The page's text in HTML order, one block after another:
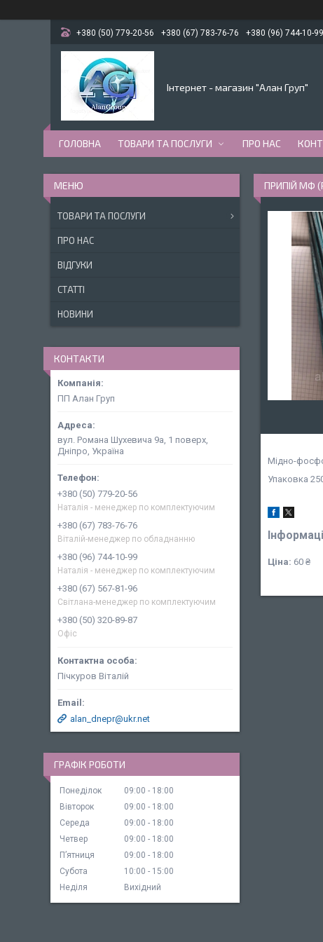
+380 (50) 779-20-56 +380 (67) 783-76-76 +380 (96) 744-10-99
Інтернет - магазин "Алан Груп"
ГОЛОВНА ТОВАРИ ТА ПОСЛУГИ ПРО НАС
ПРИПІЙ МФ
Мідно-
Упаковка
Ціна: 60 ₴
ТОВАРИ ТА ПОСЛУГИ
ПРО НАС
ВІДГУКИ
СТАТТІ
НОВИНИ
КОНТАКТИ
ПП Алан Груп
вул. Романа Шухевича 9а, 1 поверх,
Дніпро, Україна
+380 (50) 779-20-56
Наталія - менеджер по комплектуючим
+380 (67) 783-76-76
Віталій-менеджер по обладнанню
+380 (96) 744-10-99
Наталія - менеджер по комплектуючим
+380 (67) 567-81-96
Світлана-менеджер по комплектуючим
+380 (50) 320-89-87
Офіс
Пічкуров Віталій
alan_dnepr@ukr.net
ГРАФІК РОБОТИ
Понеділок 09:00
18:00
Вівторок
09:00
18:00
Середа
09:00
18:00
Четвер
09:00
18:00
Пʼятниця
09:00
18:00
Субота
10:00
15:00
Неділя
Вихідний